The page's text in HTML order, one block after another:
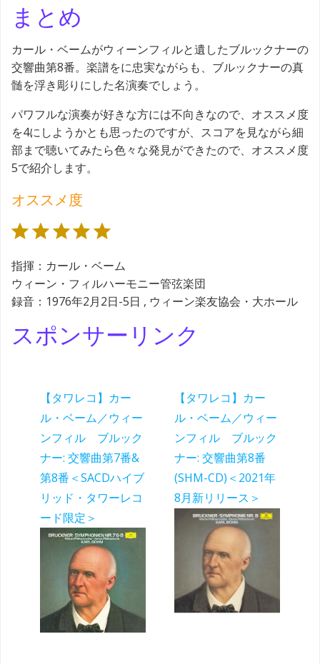
まとめ
カール・ベームがウィーンフィルと遺したブルックナーの
交響曲第8番。楽譜をに忠実ながらも、ブルックナーの真
髄を浮き彫りにした名演奏でしょう。
パワフルな演奏が好きな方には不向きなので、オススメ度
を4にしようかとも思ったのですが、スコアを見ながら細
部まで聴いてみたら色々な発見ができたので、オススメ度
5で紹介します。
オススメ度
指揮：カール・ベーム
ウィーン・フィルハーモニー管弦楽団
録音：1976年2月2日-5日 , ウィーン楽友協会・大ホール
スポンサーリンク
【タワレコ】カー
ル・ベーム／ウィー
ンフィル ブルック
ナー: 交響曲第7番&
第8番＜SACDハイブ
リッド・タワーレコ
ード限定＞
【タワレコ】カー
ル・ベーム／ウィー
ンフィル ブルック
ナー: 交響曲第8番
(SHM-CD)＜2021年
8月新リリース＞